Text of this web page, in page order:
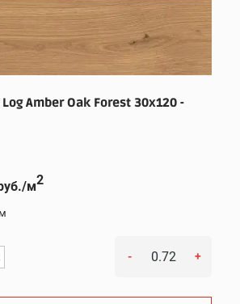
Amber Oak Forest 30x120 -
м2
- +